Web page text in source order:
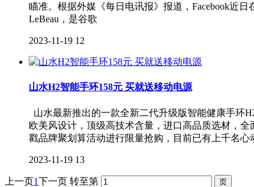
瞄准。根据外媒《每日电讯报》报道，Facebook近
LeBeau，是谷歌
2023-11-19 12
山水H2智能手环158元 买就送移动电源
山水最新推出的一款全新二代升级版智能健康手环
欧美风设计，顶级高技术含量，进口高品质选材，
戳品牌聚划算活动进行限量抢购，目前已有上千名心
2023-11-19 13
上一页1下一页 转至第